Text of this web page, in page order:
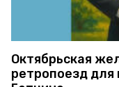
Октябрьская
ретропоезд для